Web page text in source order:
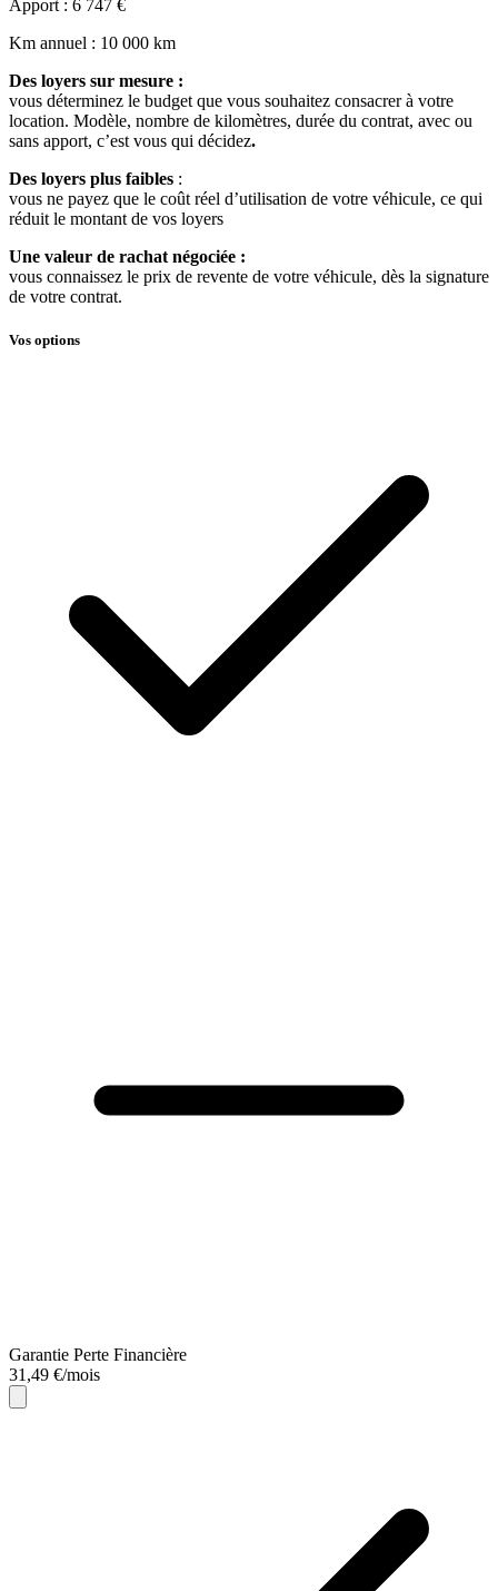
Apport : 6 747 €
Km annuel : 10 000 km
Des loyers sur mesure :
vous déterminez le budget que vous souhaitez consacrer à votre
location. Modèle, nombre de kilomètres, durée du contrat, avec ou
sans apport, c’est vous qui décidez.
Des loyers plus faibles :
vous ne payez que le coût réel d’utilisation de votre véhicule, ce qui
réduit le montant de vos loyers
Une valeur de rachat négociée :
vous connaissez le prix de revente de votre véhicule, dès la signature
de votre contrat.
Vos options
Garantie Perte Financière
31,49 €/mois